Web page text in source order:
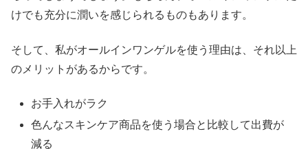
けでも充分に潤いを感じられるものもあります。
そして、私がオールインワンゲルを使う理由は、それ以上
のメリットがあるからです。
お手入れがラク
色んなスキンケア商品を使う場合と比較して出費が
減る